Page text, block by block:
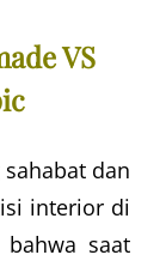
VS
dan
interior di
bahwa saat